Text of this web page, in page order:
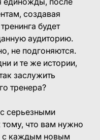
создавая
будет
аудиторию.
не подгоняются.
и те же истории,
заслужить
тренера?
серьезными
тому, что вам нужно
с каждым новым